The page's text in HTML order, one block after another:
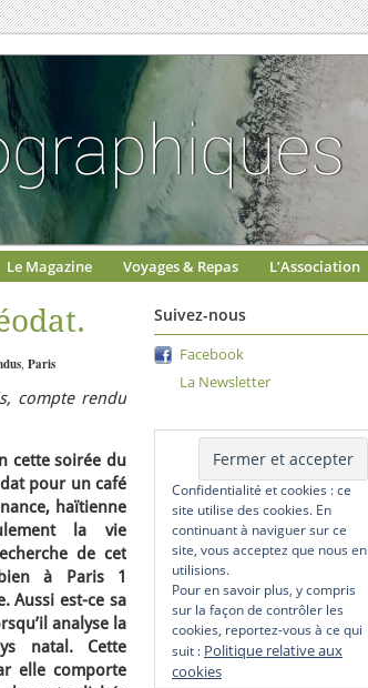
Le Magazine Voyages & Repas L’Association
, Paris
compte rendu
cette soirée du
pour un café
haïtienne
la vie
de cet
à Paris 1
Aussi est-ce sa
analyse la
natal. Cette
elle comporte
Suivez-nous
Facebook
La Newsletter
Confidentialité et cookies : ce
site utilise des cookies. En
continuant à naviguer sur ce
site, vous acceptez que nous en
utilisions.
Pour en savoir plus, y compris
sur la façon de contrôler les
cookies, reportez-vous à ce qui
suit : Politique relative aux
cookies